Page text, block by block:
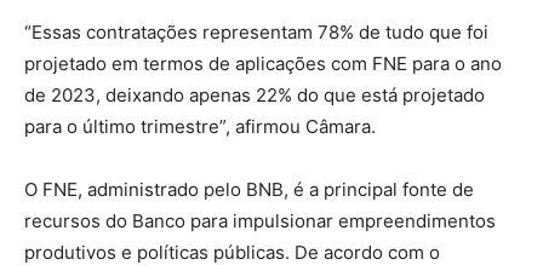
“Essas contratações representam 78% de tudo que foi
projetado em termos de aplicações com FNE para o ano
de 2023, deixando apenas 22% do que está projetado
para o último trimestre”, afirmou Câmara.
O FNE, administrado pelo BNB, é a principal fonte de
recursos do Banco para impulsionar empreendimentos
produtivos e políticas públicas. De acordo com o